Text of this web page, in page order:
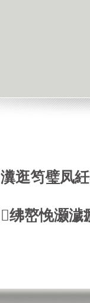
瀵逛笉璧凤
绋嶅悗灏